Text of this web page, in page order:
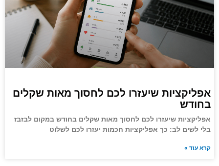
אפליקציות שיעזרו לכם לחסוך מאות שקלים
בחודש
אפליקציות שיעזרו לכם לחסוך מאות שקלים בחודש במקום לבזבז
בלי לשים לב: כך אפליקציות חכמות יעזרו לכם לשלוט
קרא עוד »